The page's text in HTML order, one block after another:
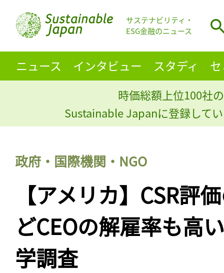
サステナビリティ・
ESG金融のニュース
ニュース インタビュー スタディ
時価総額上位100社
Sustainable Japanに登録して
政府・国際機関・NGO
【アメリカ】CSR評
どCEOの解雇率も高
学調査